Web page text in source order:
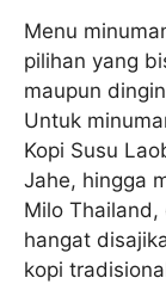
Menu
pilihan yang
maupun
Untuk
Kopi Susu
Jahe, hingga
Milo Thailand,
hangat
kopi